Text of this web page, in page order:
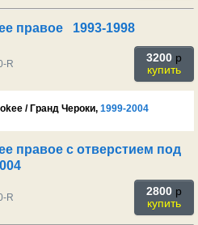
правое 1993-1998
R
3200 p
купить
/ Гранд Чероки, 1999-2004
правое с отверстием под
R
2800 p
купить